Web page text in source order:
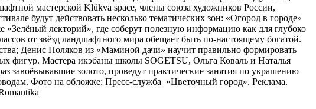
мастерской Klükva space, члены союза художников России,
будут действовать несколько тематических зон: «Огород в городе»
лекторий», где соберут полезную информацию как для глубоко
от звёзд ландшафтного мира обещает быть по-настоящему богатой.
Денис Поляков из «Маминой дачи» научит правильно формировать
фигур. Мастера икэбаны школы SOGETSU, Ольга Коваль и Наталья
золото, проведут практические занятия по украшению
Фото на обложке: Пресс-служба «Цветочный город». Реклама.